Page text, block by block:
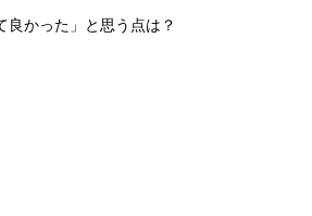
良かった」と思う点は？